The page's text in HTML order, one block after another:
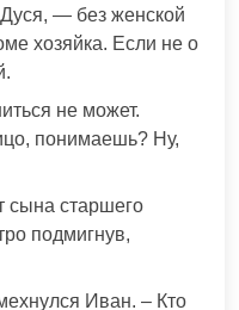
— без женской
хозяйка. Если не о
не может.
понимаешь? Ну,
сына старшего
подмигнув,
Иван. – Кто